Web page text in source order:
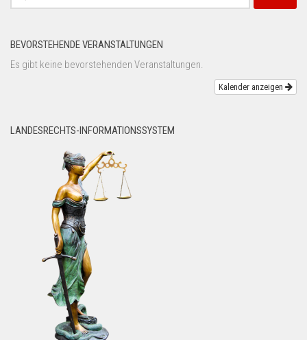
nach:
BEVORSTEHENDE VERANSTALTUNGEN
Es gibt keine bevorstehenden Veranstaltungen.
Kalender anzeigen
LANDESRECHTS-INFORMATIONSSYSTEM